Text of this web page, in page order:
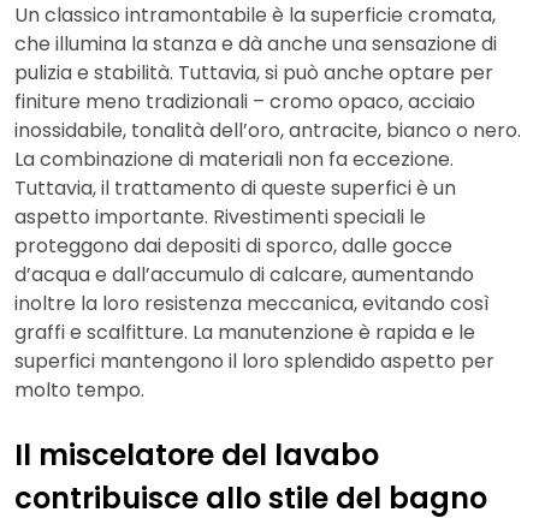
Un classico intramontabile è la superficie cromata,
che illumina la stanza e dà anche una sensazione di
pulizia e stabilità. Tuttavia, si può anche optare per
finiture meno tradizionali – cromo opaco, acciaio
inossidabile, tonalità dell’oro, antracite, bianco o nero.
La combinazione di materiali non fa eccezione.
Tuttavia, il trattamento di queste superfici è un
aspetto importante. Rivestimenti speciali le
proteggono dai depositi di sporco, dalle gocce
d’acqua e dall’accumulo di calcare, aumentando
inoltre la loro resistenza meccanica, evitando così
graffi e scalfitture. La manutenzione è rapida e le
superfici mantengono il loro splendido aspetto per
molto tempo.
Il miscelatore del lavabo
contribuisce allo stile del bagno